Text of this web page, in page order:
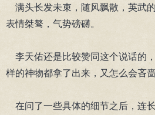
满头长发未束，随风飘散，英武
表情桀骜，气势磅礴。
李天佑还是比较赞同这个说话的
样的神物都拿了出来，又怎么会吝
在问了一些具体的细节之后，连